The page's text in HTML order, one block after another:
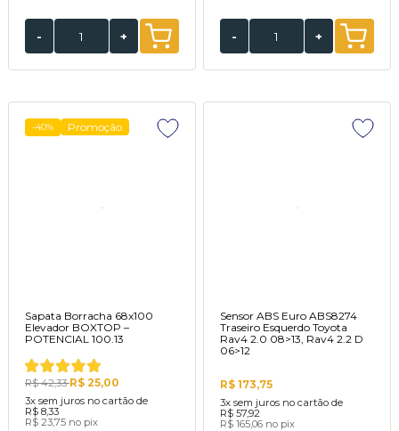
- + - +
-40% Promoção
Sapata Borracha 68x100
Elevador BOXTOP –
POTENCIAL 100.13
R$ 42,33R$ 25,00
3x sem juros no cartão de
R$ 8,33
R$ 23,75 no pix
Sensor ABS Euro ABS8274
Traseiro Esquerdo Toyota
Rav4 2.0 08>13, Rav4 2.2 D
06>12
R$ 173,75
3x sem juros no cartão de
R$ 57,92
R$ 165,06 no pix